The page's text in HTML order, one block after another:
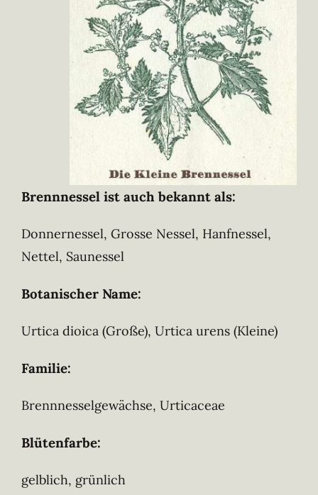
Brennnessel ist auch bekannt als:
Donnernessel, Grosse Nessel, Hanfnessel,
Nettel, Saunessel
Botanischer Name:
Urtica dioica (Große), Urtica urens (Kleine)
Familie:
Brennnesselgewächse, Urticaceae
Blütenfarbe:
gelblich, grünlich